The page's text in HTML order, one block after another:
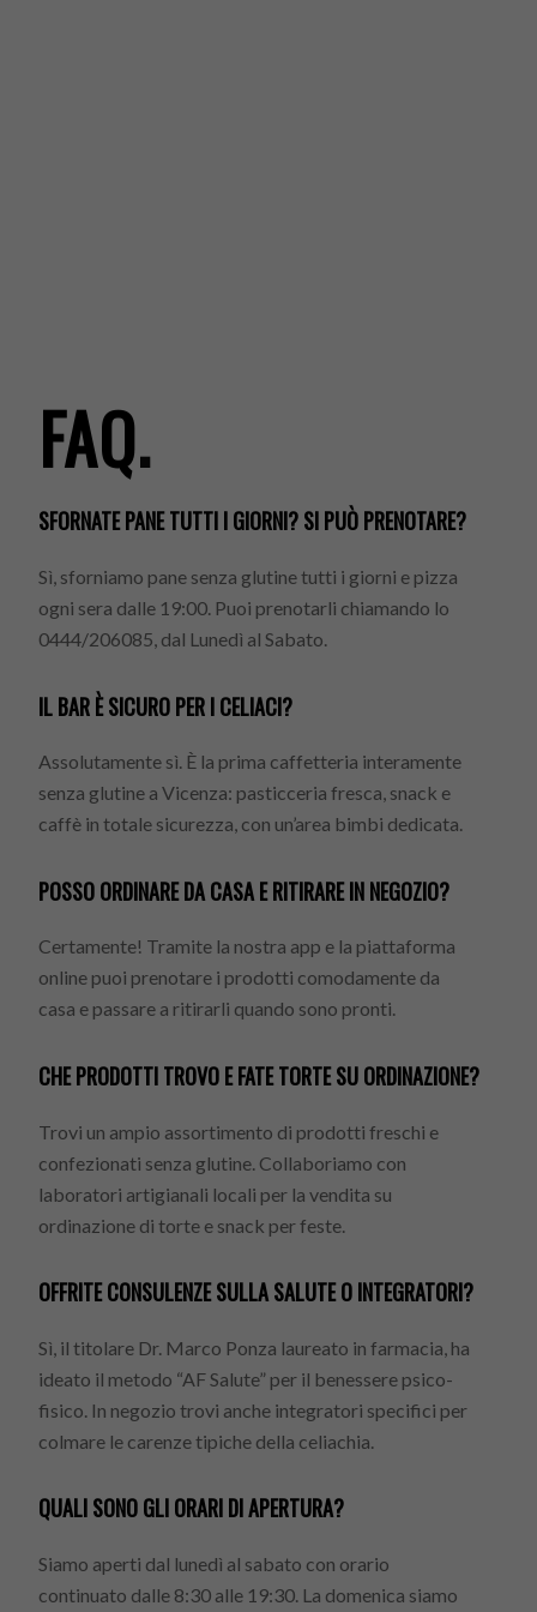
FAQ.
SFORNATE PANE TUTTI I GIORNI? SI PUÒ PRENOTARE?
Sì, sforniamo pane senza glutine tutti i giorni e pizza
ogni sera dalle 19:00. Puoi prenotarli chiamando lo
0444/206085, dal Lunedì al Sabato.
IL BAR È SICURO PER I CELIACI?
Assolutamente sì. È la prima caffetteria interamente
senza glutine a Vicenza: pasticceria fresca, snack e
caffè in totale sicurezza, con un’area bimbi dedicata.
POSSO ORDINARE DA CASA E RITIRARE IN NEGOZIO?
Certamente! Tramite la nostra app e la piattaforma
online puoi prenotare i prodotti comodamente da
casa e passare a ritirarli quando sono pronti.
CHE PRODOTTI TROVO E FATE TORTE SU ORDINAZIONE?
Trovi un ampio assortimento di prodotti freschi e
confezionati senza glutine. Collaboriamo con
laboratori artigianali locali per la vendita su
ordinazione di torte e snack per feste.
OFFRITE CONSULENZE SULLA SALUTE O INTEGRATORI?
Sì, il titolare Dr. Marco Ponza laureato in farmacia, ha
ideato il metodo “AF Salute” per il benessere psico-
fisico. In negozio trovi anche integratori specifici per
colmare le carenze tipiche della celiachia.
QUALI SONO GLI ORARI DI APERTURA?
Siamo aperti dal lunedì al sabato con orario
continuato dalle 8:30 alle 19:30. La domenica siamo